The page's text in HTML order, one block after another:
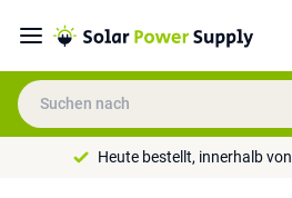
Heute bestellt, innerhalb von